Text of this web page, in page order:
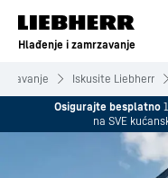
Hlađenje i zamrzavanje
Iskusite Liebherr
Osigurajte besplatno
na SVE